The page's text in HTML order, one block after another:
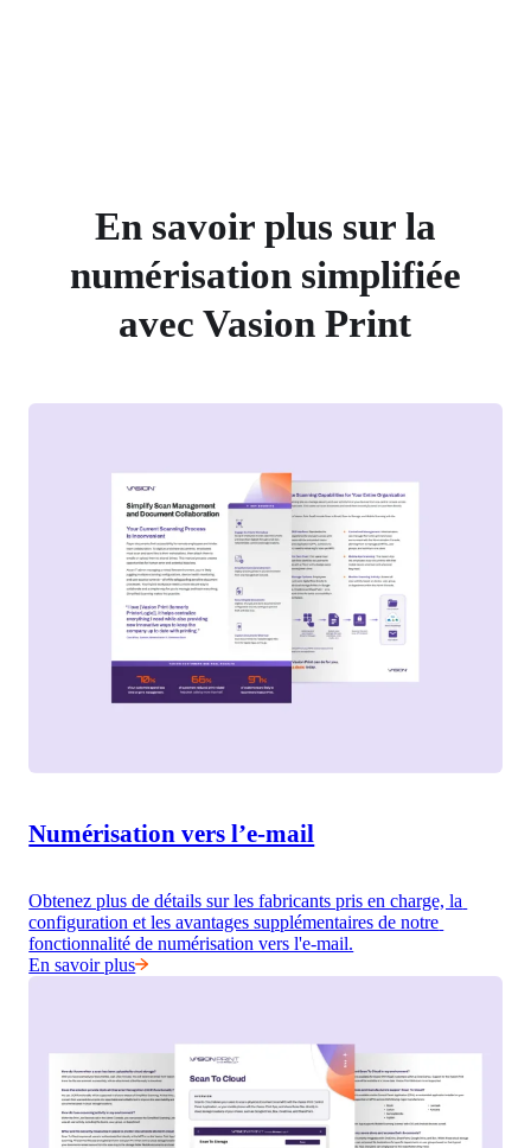
En savoir plus sur la
numérisation simplifiée
avec Vasion Print
Numérisation vers l’e-mail
Obtenez plus de détails sur les fabricants pris en charge, la
configuration et les avantages supplémentaires de notre
fonctionnalité de numérisation vers l'e-mail.
En savoir plus